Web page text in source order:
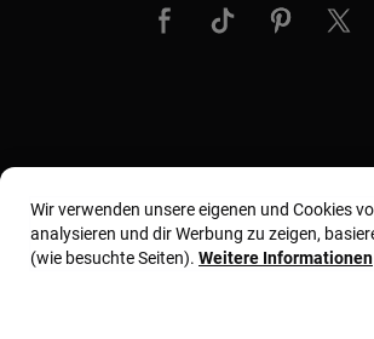
Wir verwenden unsere eigenen und Cookies
analysieren und dir Werbung zu zeigen,
(wie besuchte Seiten). Weitere Informationen